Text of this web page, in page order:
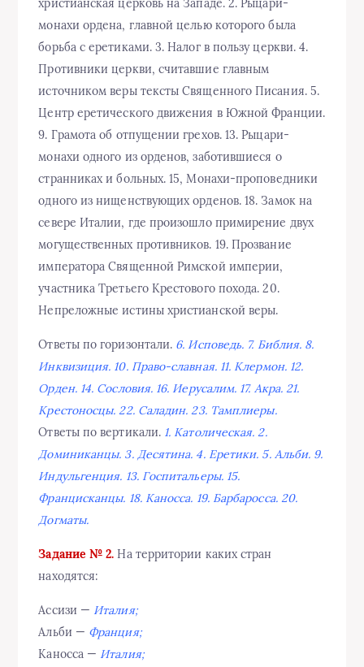
христианская церковь на Западе. 2. Рыцари-
монахи ордена, главной целью которого была
борьба с еретиками. 3. Налог в пользу церкви. 4.
Противники церкви, считавшие главным
источником веры тексты Священного Писания. 5.
Центр еретического движения в Южной Франции.
9. Грамота об отпущении грехов. 13. Рыцари-
монахи одного из орденов, заботившиеся о
странниках и больных. 15, Монахи-проповедники
одного из нищенствующих орденов. 18. Замок на
севере Италии, где произошло примирение двух
могущественных противников. 19. Прозвание
императора Священной Римской империи,
участника Третьего Крестового похода. 20.
Непреложные истины христианской веры.
Ответы по горизонтали. 6. Исповедь. 7. Библия. 8.
Инквизиция. 10. Право-славная. 11. Клермон. 12.
Орден. 14. Сословия. 16. Иерусалим. 17. Акра. 21.
Крестоносцы. 22. Саладин. 23. Тамплиеры.
Ответы по вертикали. 1. Католическая. 2.
Доминиканцы. 3. Десятина. 4. Еретики. 5. Альби. 9.
Индульгенция. 13. Госпитальеры. 15.
Францисканцы. 18. Каносса. 19. Барбаросса. 20.
Догматы.
Задание № 2. На территории каких стран
находятся:
Ассизи — Италия;
Альби — Франция;
Каносса — Италия;